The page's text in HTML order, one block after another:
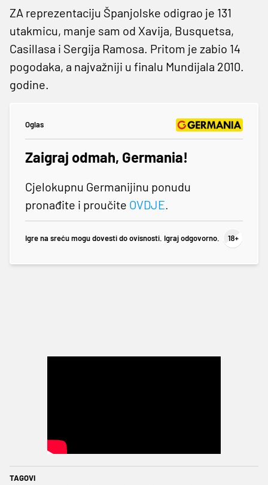
ZA reprezentaciju Španjolske odigrao je 131
utakmicu, manje sam od Xavija, Busquetsa,
Casillasa i Sergija Ramosa. Pritom je zabio 14
pogodaka, a najvažniji u finalu Mundijala 2010.
godine.
Oglas
Zaigraj odmah, Germania!
Cjelokupnu Germanijinu ponudu
pronađite i proučite OVDJE.
Igre na sreću mogu dovesti do ovisnosti. Igraj odgovorno.
TAGOVI